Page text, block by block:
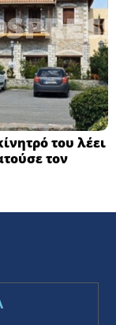
του λέει
τον